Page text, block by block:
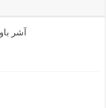
آشر